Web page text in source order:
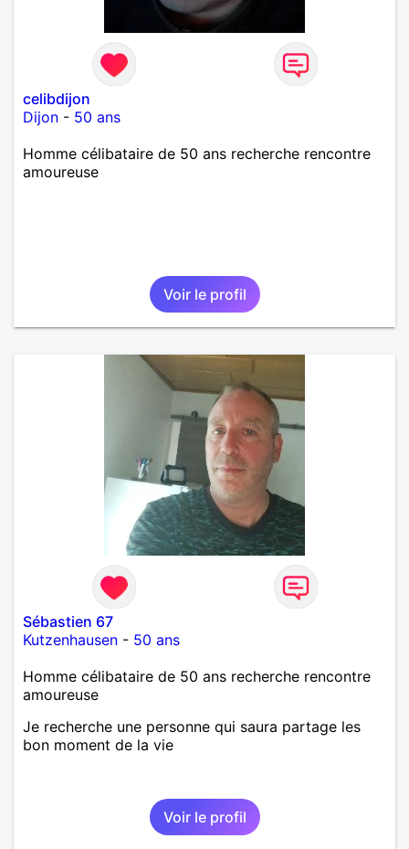
celibdijon
Dijon - 50 ans
Homme célibataire de 50 ans recherche rencontre
amoureuse
Voir le profil
Sébastien 67
Kutzenhausen - 50 ans
Homme célibataire de 50 ans recherche rencontre
amoureuse
Je recherche une personne qui saura partage les
bon moment de la vie
Voir le profil